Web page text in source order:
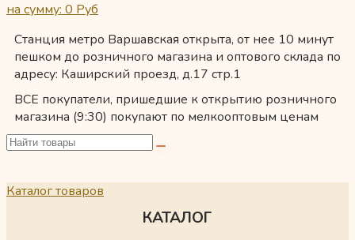
на сумму: 0 Руб
Станция метро Варшавская открыта, от нее 10 минут
пешком до розничного магазина и оптового склада по
адресу: Каширский проезд, д.17 стр.1
ВСЕ покупатели, пришедшие к открытию розничного
магазина (9:30) покупают по мелкооптовым ценам
Каталог товаров
КАТАЛОГ